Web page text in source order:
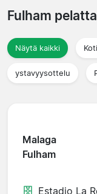
Fulham
Näytä kaikki
ystavyysottelu
Malaga
Fulham
Estadio La